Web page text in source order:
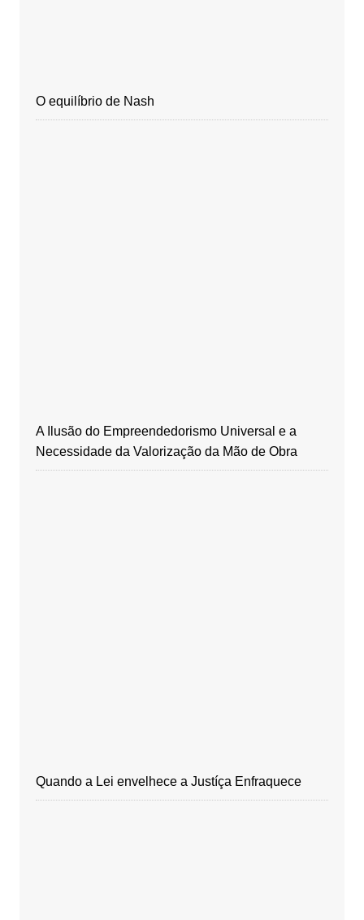
O equilíbrio de Nash
A Ilusão do Empreendedorismo Universal e a
Necessidade da Valorização da Mão de Obra
Quando a Lei envelhece a Justíça Enfraquece